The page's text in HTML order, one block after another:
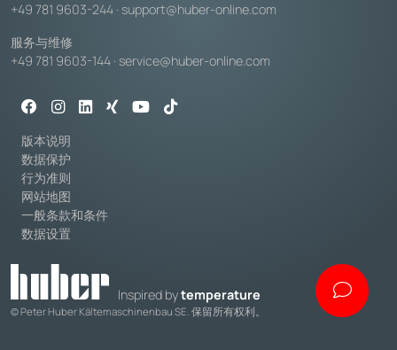
+49 781 9603-244 · support@huber-online.com
服务与维修
+49 781 9603-144 · service@huber-online.com
版本说明
数据保护
行为准则
网站地图
一般条款和条件
数据设置
Inspired bytemperature
© Peter Huber Kältemaschinenbau SE. 保留所有权利。